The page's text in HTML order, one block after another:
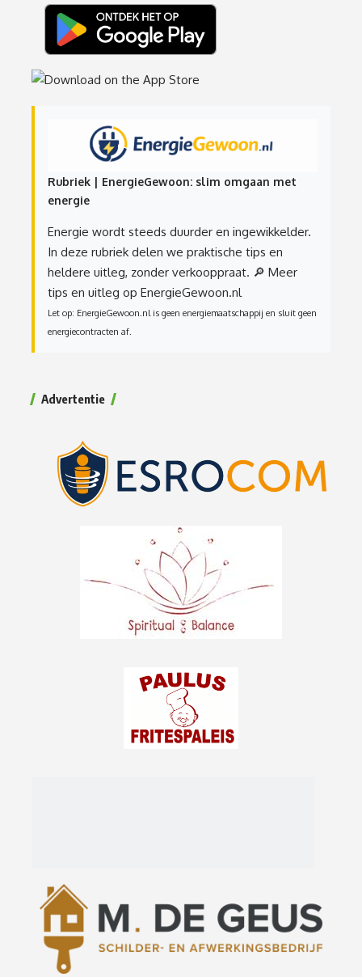
Rubriek | EnergieGewoon: slim omgaan met
energie
Energie wordt steeds duurder en ingewikkelder.
In deze rubriek delen we praktische tips en
heldere uitleg, zonder verkooppraat. 🔎 Meer
tips en uitleg op EnergieGewoon.nl
Let op: EnergieGewoon.nl is geen energiemaatschappij en sluit geen
energiecontracten af.
Advertentie